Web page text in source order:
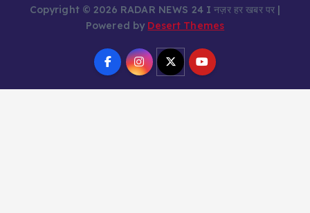
Copyright © 2026 RADAR NEWS 24 I नज़र हर खबर पर |
Powered by Desert Themes